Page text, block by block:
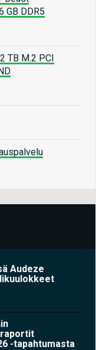
GB DDR5
TB M.2 PCI
Audeze
-tapahtumasta